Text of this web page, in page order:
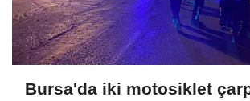
Bursa'da iki motosiklet